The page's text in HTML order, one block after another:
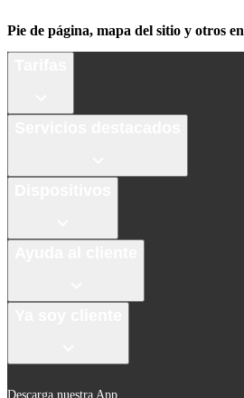
Pie de página, mapa del sitio y otros
Descarga nuestra App